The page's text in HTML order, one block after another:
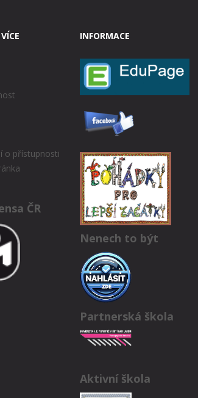
o přístupnosti
ČR
INFORMACE
Nenech to být
Partnerská škola
Aktivní škola